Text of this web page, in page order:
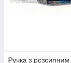
Ручка з розсипним